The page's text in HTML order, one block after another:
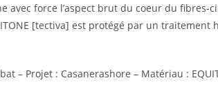
avec force l’aspect brut du coeur du fibres-
[tectiva] est protégé par un
– Projet : Casanerashore – Matériau :